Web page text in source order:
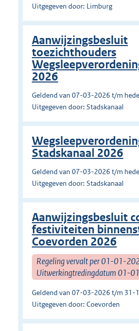
Uitgegeven door: Limburg
Aanwijzingsbesluit
toezichthouders
2026
Geldend van 07-03-2026 t/m
Uitgegeven door: Stadskanaal
Stadskanaal 2026
Geldend van 07-03-2026 t/m
Uitgegeven door: Stadskanaal
Aanwijzingsbesluit
festiviteiten
Coevorden 2026
Regeling vervalt per 01-01-
Uitwerkingtredingdatum 01-
Geldend van 07-03-2026 t/m 31-
Uitgegeven door: Coevorden